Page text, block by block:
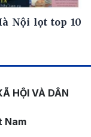
Nội lọt top 10
HỘI VÀ DÂN
Nam